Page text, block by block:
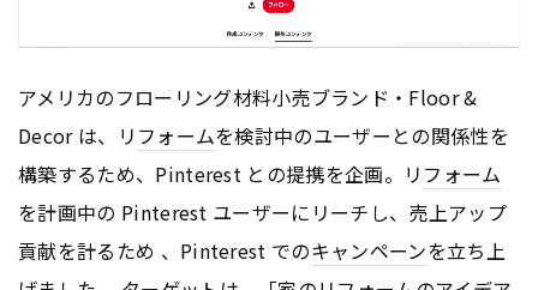
アメリカのフローリング材料小売ブランド・Floor &
Decor は、リ フォームを検討中のユーザーとの関係性を
構築するため、Pinterest との提携を企画。リ フォーム
を計画中の Pinterest ユーザーにリーチし、売上アップ
貢献を計るため 、Pinterest でのキャンペーンを立ち上